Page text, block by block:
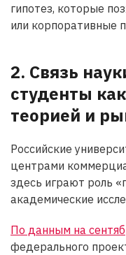
гипотез, которые
или корпоративные
2. Связь
студенты
теорией и
Российские
центрами
здесь играют роль
академические
По данным на
федерального